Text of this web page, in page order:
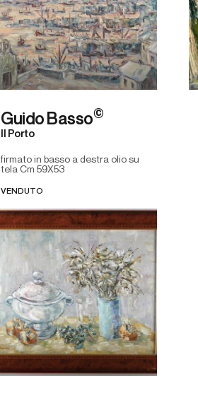
Guido Basso©
Il Porto
firmato in basso a destra olio su
tela Cm 59X53
VENDUTO